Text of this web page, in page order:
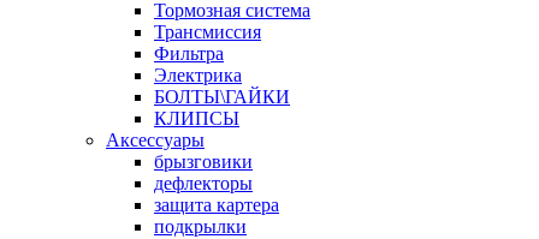
Тормозная система
Трансмиссия
Фильтра
Электрика
БОЛТЫ\ГАЙКИ
КЛИПСЫ
Аксессуары
брызговики
дефлекторы
защита картера
подкрылки